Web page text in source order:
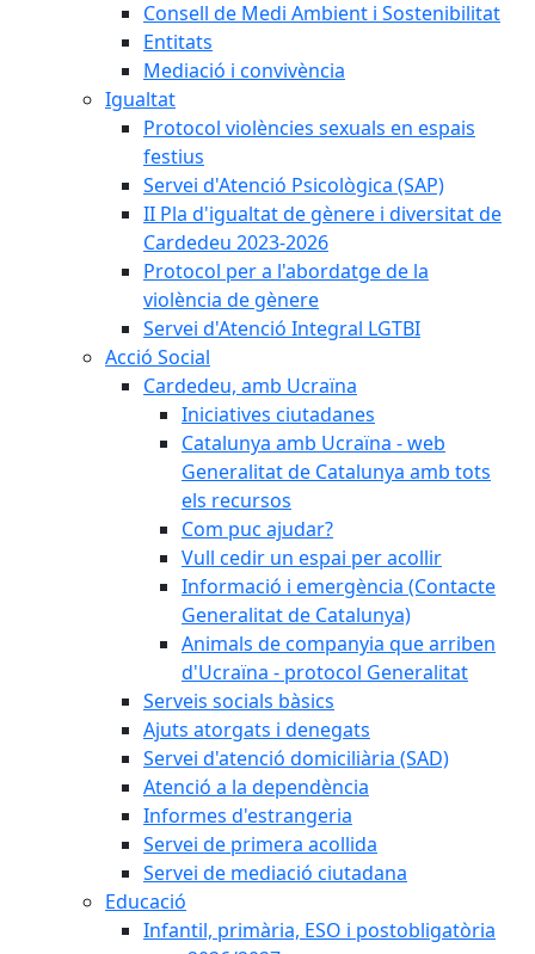
Consell de Medi Ambient i Sostenibilitat
Entitats
Mediació i convivència
Igualtat
Protocol violències sexuals en espais
festius
Servei d'Atenció Psicològica (SAP)
II Pla d'igualtat de gènere i diversitat de
Cardedeu 2023-2026
Protocol per a l'abordatge de la
violència de gènere
Servei d'Atenció Integral LGTBI
Acció Social
Cardedeu, amb Ucraïna
Iniciatives ciutadanes
Catalunya amb Ucraïna - web
Generalitat de Catalunya amb tots
els recursos
Com puc ajudar?
Vull cedir un espai per acollir
Informació i emergència (Contacte
Generalitat de Catalunya)
Animals de companyia que arriben
d'Ucraïna - protocol Generalitat
Serveis socials bàsics
Ajuts atorgats i denegats
Servei d'atenció domiciliària (SAD)
Atenció a la dependència
Informes d'estrangeria
Servei de primera acollida
Servei de mediació ciutadana
Educació
Infantil, primària, ESO i postobligatòria